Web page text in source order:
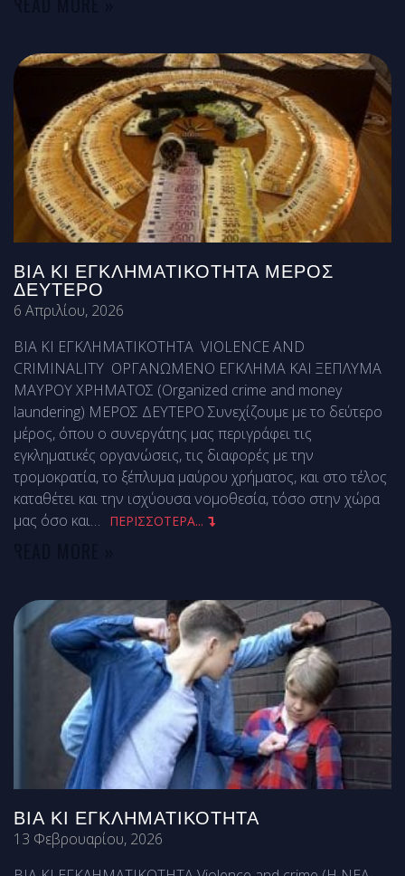
ΒΙΑ ΚΙ ΕΓΚΛΗΜΑΤΙΚΟΤΗΤΑ ΜΕΡΟΣ
ΔΕΥΤΕΡΟ
6 Απριλίου, 2026
ΒΙΑ ΚΙ ΕΓΚΛΗΜΑΤΙΚΟΤΗΤΑ VIOLENCE AND
CRIMINALITY ΟΡΓΑΝΩΜΕΝΟ ΕΓΚΛΗΜΑ ΚΑΙ ΞΕΠΛΥΜΑ
ΜΑΥΡΟΥ ΧΡΗΜΑΤΟΣ (Organized crime and money
laundering) ΜΕΡΟΣ ΔΕΥΤΕΡΟ Συνεχίζουμε με το δεύτερο
μέρος, όπου ο συνεργάτης μας περιγράφει τις
εγκληματικές οργανώσεις, τις διαφορές με την
τρομοκρατία, το ξέπλυμα μαύρου χρήματος, και στο τέλος
καταθέτει και την ισχύουσα νομοθεσία, τόσο στην χώρα
μας όσο και… ΠΕΡΙΣΣΟΤΕΡΑ...
ΒΙΑ ΚΙ ΕΓΚΛΗΜΑΤΙΚΟΤΗΤΑ
13 Φεβρουαρίου, 2026